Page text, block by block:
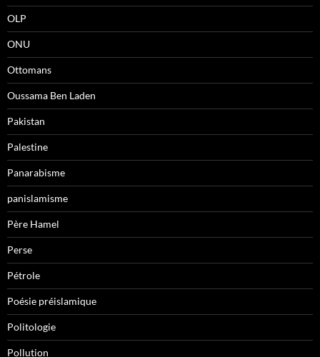
OLP
ONU
Ottomans
Oussama Ben Laden
Pakistan
Palestine
Panarabisme
panislamisme
Père Hamel
Perse
Pétrole
Poésie préislamique
Politologie
Pollution